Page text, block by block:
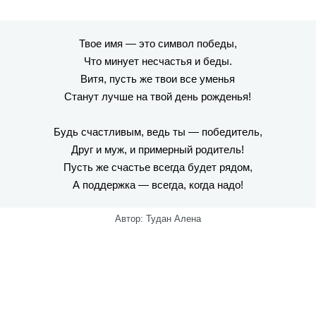
Твое имя — это символ победы,
Что минует несчастья и беды.
Витя, пусть же твои все уменья
Станут лучше на твой день рожденья!
Будь счастливым, ведь ты — победитель,
Друг и муж, и примерный родитель!
Пусть же счастье всегда будет рядом,
А поддержка — всегда, когда надо!
Автор: Тудан Алена